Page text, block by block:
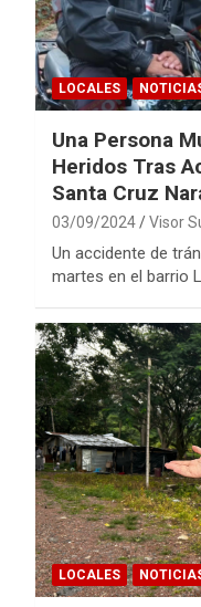
LOCALES
Una Persona
Heridos Tras
Santa Cruz
03/09/2024 Visor
Un accidente de
martes en el barrio
LOCALES